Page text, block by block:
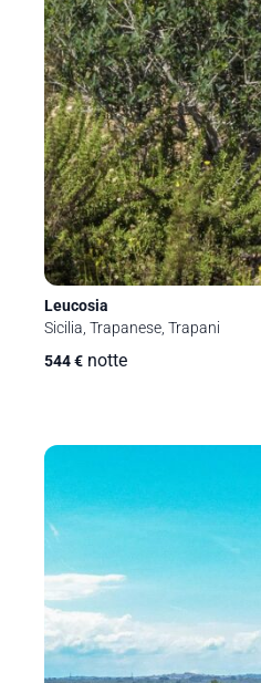
Leucosia
Sicilia, Trapanese, Trapani
544€ notte